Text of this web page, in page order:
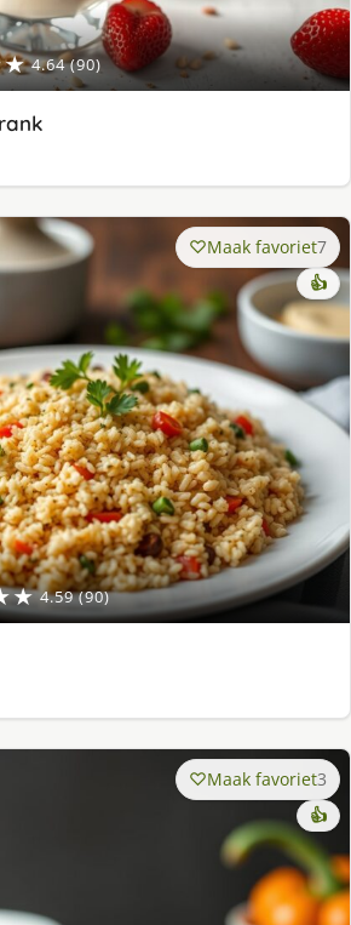
4.64 (90)
4.59 (90)
Maak favoriet7
👍
Maak favoriet3
👍